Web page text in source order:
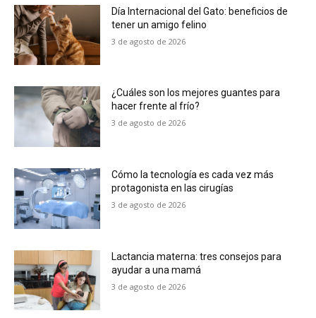
Día Internacional del Gato: beneficios de
tener un amigo felino
3 de agosto de 2026
¿Cuáles son los mejores guantes para
hacer frente al frío?
3 de agosto de 2026
Cómo la tecnología es cada vez más
protagonista en las cirugías
3 de agosto de 2026
Lactancia materna: tres consejos para
ayudar a una mamá
3 de agosto de 2026